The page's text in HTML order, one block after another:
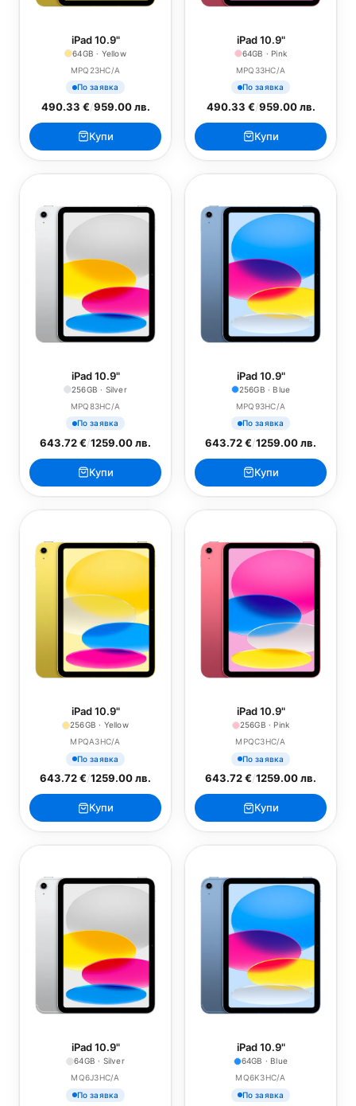
iPad 10.9"
64GB · Yellow
MPQ23HC/A
По заявка
490.33 €/959.00 лв.
Купи
iPad 10.9"
64GB · Pink
MPQ33HC/A
По заявка
490.33 €/959.00 лв.
Купи
iPad 10.9"
256GB · Silver
MPQ83HC/A
По заявка
643.72 €/1259.00 лв.
Купи
iPad 10.9"
256GB · Blue
MPQ93HC/A
По заявка
643.72 €/1259.00 лв.
Купи
iPad 10.9"
256GB · Yellow
MPQA3HC/A
По заявка
643.72 €/1259.00 лв.
Купи
iPad 10.9"
256GB · Pink
MPQC3HC/A
По заявка
643.72 €/1259.00 лв.
Купи
iPad 10.9"
64GB · Silver
MQ6J3HC/A
По заявка
iPad 10.9"
64GB · Blue
MQ6K3HC/A
По заявка